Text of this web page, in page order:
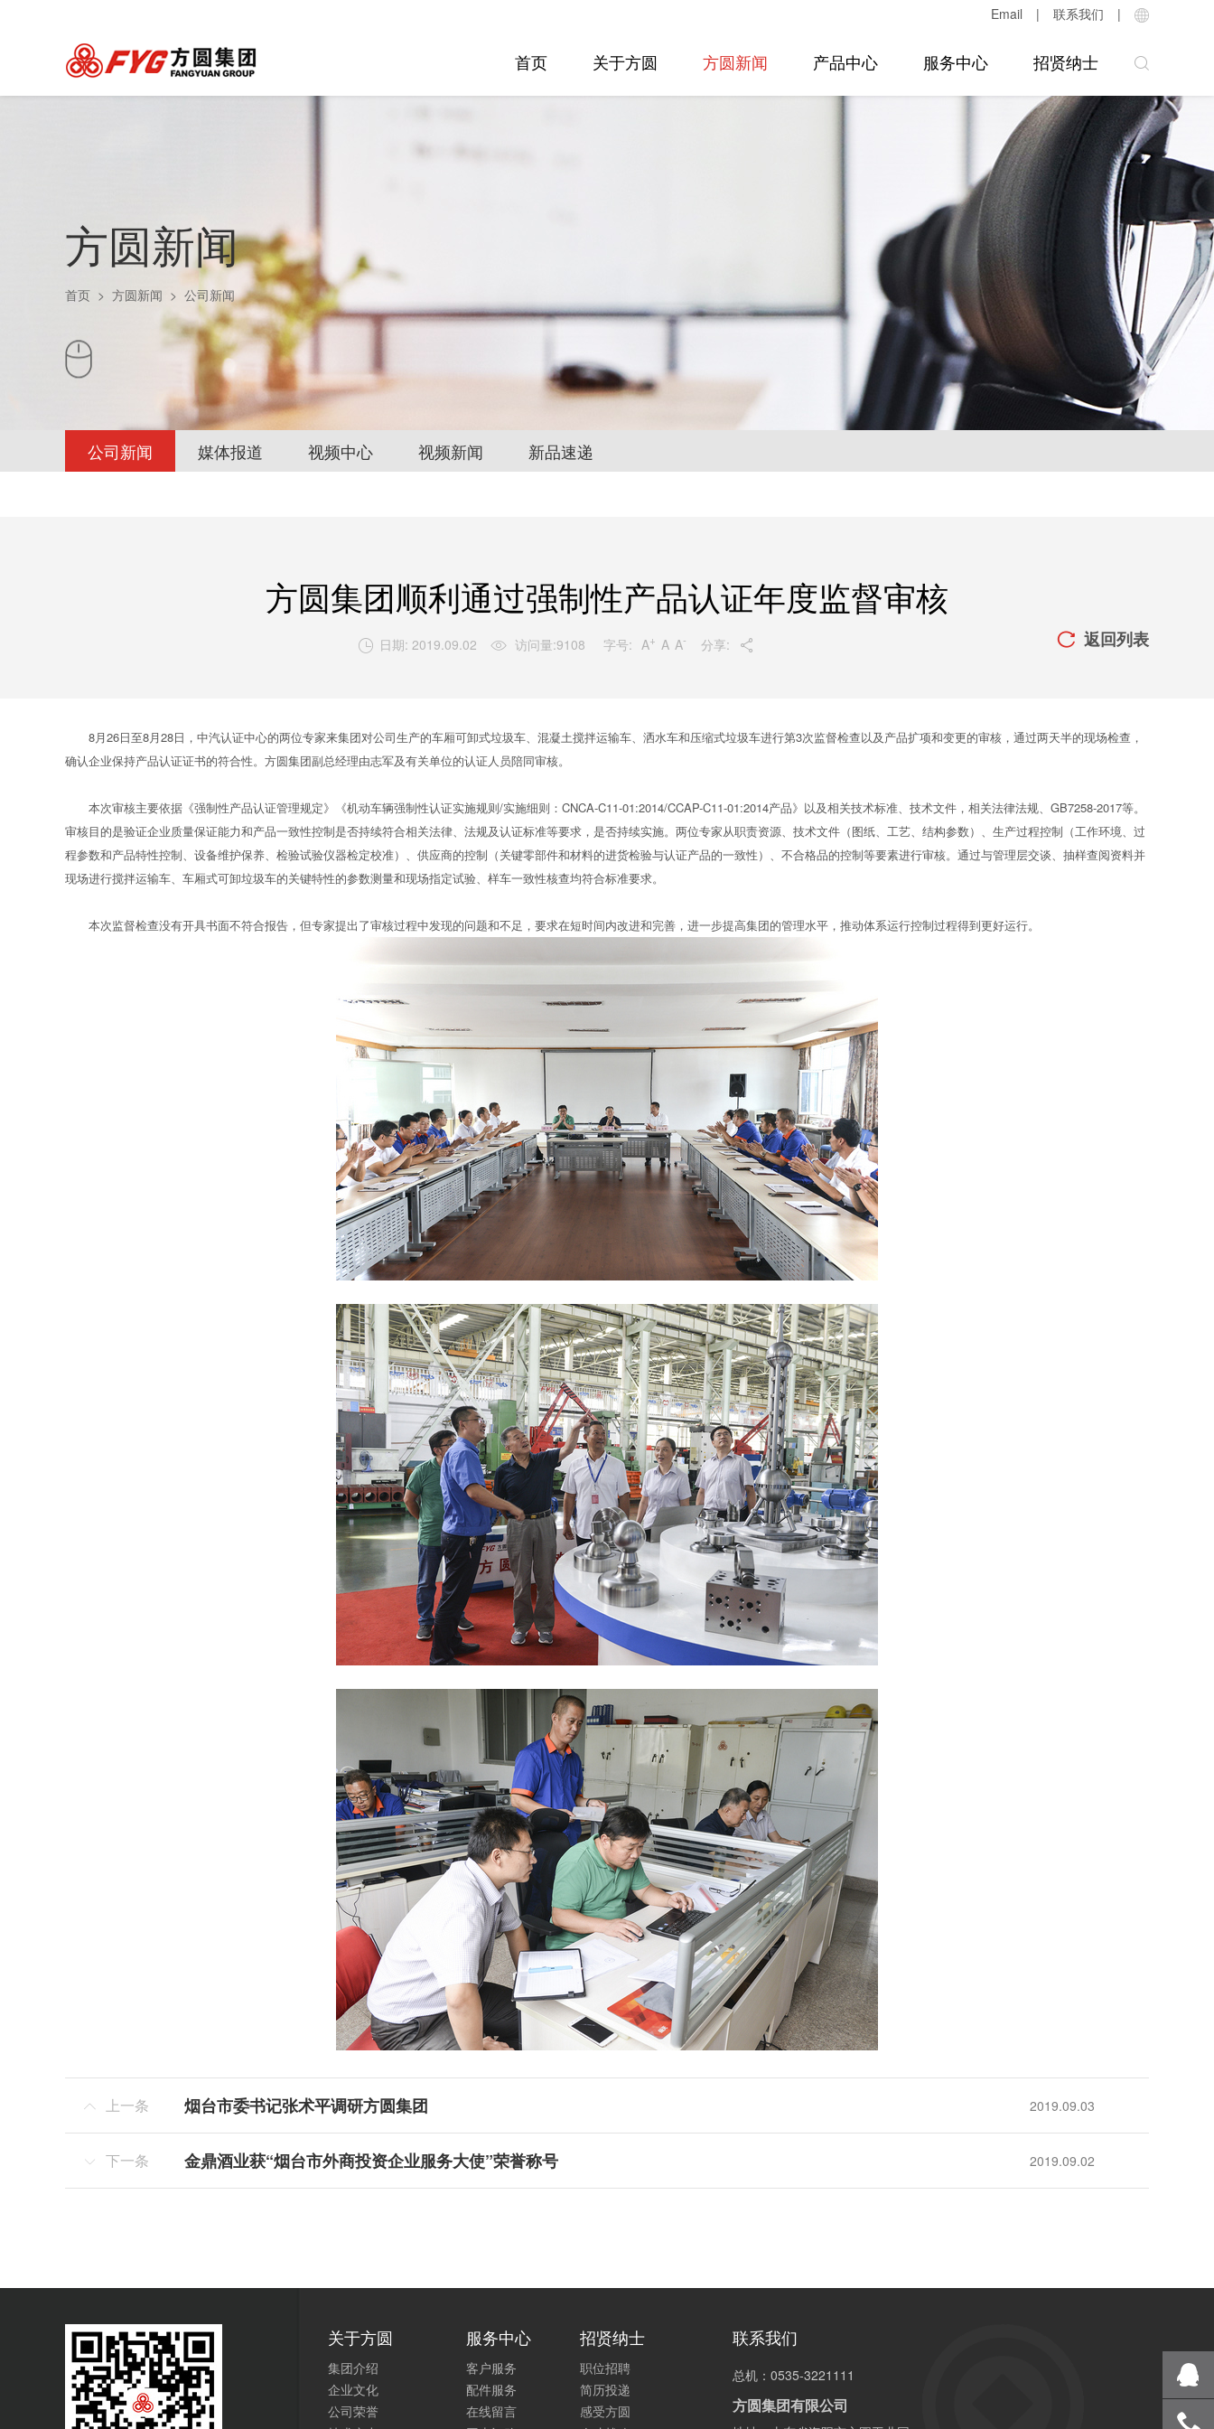
|
联系我们
|
Email
首页 关于方圆 方圆新闻 产品中心 服务中心 招贤纳士
方圆新闻
首页 > 方圆新闻 > 公司新闻
公司新闻 媒体报道 视频中心 视频新闻 新品速递
方圆集团顺利通过强制性产品认证年度监督审核
 日期: 2019.09.02  访问量:9108 字号: A+ A A- 分享:   返回列表
8月26日至8月28日，中汽认证中心的两位专家来集团对公司生产的车厢可卸式垃圾车、混凝土搅拌运输车、洒水车和压缩式垃圾车进行第3次监督检查以及产品扩项和变更的审核，通过两天半的现场检查，
确认企业保持产品认证证书的符合性。方圆集团副总经理由志军及有关单位的认证人员陪同审核。
本次审核主要依据《强制性产品认证管理规定》《机动车辆强制性认证实施规则/实施细则：CNCA-C11-01:2014/CCAP-C11-01:2014产品》以及相关技术标准、技术文件，相关法律法规、GB7258-2017等。
审核目的是验证企业质量保证能力和产品一致性控制是否持续符合相关法律、法规及认证标准等要求，是否持续实施。两位专家从职责资源、技术文件（图纸、工艺、结构参数）、生产过程控制（工作环境、过
程参数和产品特性控制、设备维护保养、检验试验仪器检定校准）、供应商的控制（关键零部件和材料的进货检验与认证产品的一致性）、不合格品的控制等要素进行审核。通过与管理层交谈、抽样查阅资料并
现场进行搅拌运输车、车厢式可卸垃圾车的关键特性的参数测量和现场指定试验、样车一致性核查均符合标准要求。
本次监督检查没有开具书面不符合报告，但专家提出了审核过程中发现的问题和不足，要求在短时间内改进和完善，进一步提高集团的管理水平，推动体系运行控制过程得到更好运行。
 上一条 烟台市委书记张术平调研方圆集团 2019.09.03
 下一条 金鼎酒业获“烟台市外商投资企业服务大使”荣誉称号 2019.09.02
关于方圆
集团介绍
企业文化
公司荣誉
服务中心
客户服务
配件服务
在线留言
招贤纳士
职位招聘
简历投递
感受方圆
联系我们
总机：0535-3221111
方圆集团有限公司